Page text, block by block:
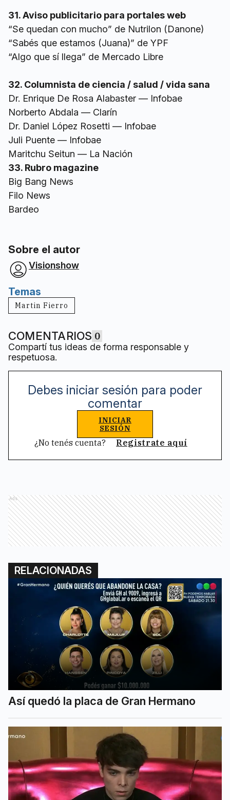
31. Aviso publicitario para portales web
“Se quedan con mucho” de Nutrilon (Danone)
“Sabés que estamos (Juana)” de YPF
“Algo que sí llega” de Mercado Libre
32. Columnista de ciencia / salud / vida sana
Dr. Enrique De Rosa Alabaster — Infobae
Norberto Abdala — Clarín
Dr. Daniel López Rosetti — Infobae
Juli Puente — Infobae
Maritchu Seitun — La Nación
33. Rubro magazine
Big Bang News
Filo News
Bardeo
Sobre el autor
Visionshow
Temas
Martin Fierro
COMENTARIOS 0
Compartí tus ideas de forma responsable y
respetuosa.
Debes iniciar sesión para poder
comentar
INICIAR
SESIÓN
¿No tenés cuenta? Registrate aquí
Ads
RELACIONADAS
Así quedó la placa de Gran Hermano